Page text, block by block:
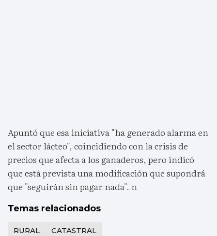
Apuntó que esa iniciativa "ha generado alarma en
el sector lácteo", coincidiendo con la crisis de
precios que afecta a los ganaderos, pero indicó
que está prevista una modificación que supondrá
que "seguirán sin pagar nada". n
Temas relacionados
RURAL CATASTRAL